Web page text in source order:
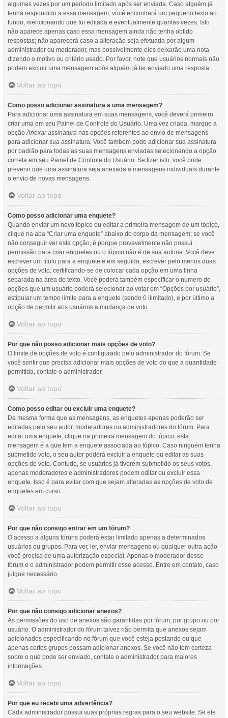
algumas vezes por um período limitado após ser enviada. Caso alguém já
tenha respondido a essa mensagem, você encontrará um pequeno texto ao
fundo, mencionando que foi editada e eventualmente quantas vezes. Isto
não aparece apenas caso essa mensagem ainda não tenha obtido
respostas; não aparecerá caso a alteração seja efetuada por algum
administrador ou moderador, mas possivelmente eles deixarão uma nota
dizendo o motivo ou critério usado. Por favor, note que usuários normais não
podem excluir uma mensagem após alguém já ter enviado uma resposta.
Voltar ao topo
Como posso adicionar assinatura a uma mensagem?
Para adicionar uma assinatura em suas mensagens, você deverá primeiro
criar uma em seu Painel de Controle do Usuário. Uma vez criada, marque a
opçãoAnexar assinatura nas opções referentes ao envio de mensagens
para adicionar sua assinatura. Você também pode adicionar sua assinatura
por padrão para todas as suas mensagens enviadas selecionando a opção
correta em seu Painel de Controle do Usuário. Se fizer isto, você pode
prevenir que uma assinatura seja anexada a mensagens individuais durante
o envio de novas mensagens.
Voltar ao topo
Como posso adicionar uma enquete?
Quando enviar um novo tópico ou editar a primeira mensagem de um tópico,
clique na aba “Criar uma enquete” abaixo do corpo da mensagem; se você
não conseguir ver esta opção, é porque provavelmente não possui
permissão para criar enquetes ou o tópico não é de sua autoria. Você deve
escrever um título para a enquete e em seguida, escrever pelo menos duas
opções de voto, certificando-se de colocar cada opção em uma linha
separada na área de texto. Você poderá também especificar o número de
opções que um usuário poderá selecionar ao votar em “Opções por usuário”,
estipular um tempo limite para a enquete (sendo 0 ilimitado), e por último a
opção de permitir aos usuários a mudança de voto.
Voltar ao topo
Por que não posso adicionar mais opções de voto?
O limite de opções de voto é configurado pelo administrador do fórum. Se
você sentir que precisa adicionar mais opções de voto do que a quantidade
permitida, contate o administrador.
Voltar ao topo
Como posso editar ou excluir uma enquete?
Da mesma forma que as mensagens, as enquetes apenas poderão ser
editadas pelo seu autor, moderadores ou administradores do fórum. Para
editar uma enquete, clique na primeira mensagem do tópico; esta
mensagem é a que tem a enquete associada ao tópico. Caso ninguém tenha
submetido voto, o seu autor poderá excluir a enquete ou editar as suas
opções de voto. Contudo, se usuários já tiverem submetido os seus votos,
apenas moderadores e administradores podem editar ou excluir essa
enquete. Isso é para evitar com que sejam alteradas as opções de voto de
enquetes em curso.
Voltar ao topo
Por que não consigo entrar em um fórum?
O acesso a alguns fóruns poderá estar limitado apenas a determinados
usuários ou grupos. Para ver, ler, enviar mensagens ou qualquer outra ação
você precisa de uma autorização especial. Apenas o moderador desse
fórum e o administrador podem permitir esse acesso. Entre em contato, caso
julgue necessário.
Voltar ao topo
Por que não consigo adicionar anexos?
As permissões do uso de anexos são garantidas por fórum, por grupo ou por
usuário. O administrador do fórum talvez não permita que anexos sejam
adicionados especificando no fórum que você esteja postando ou que
apenas certos grupos possam adicionar anexos. Se você não tem certeza
sobre o que pode ser enviado, contate o administrador para maiores
informações.
Voltar ao topo
Por que eu recebi uma advertência?
Cada administrador possui suas próprias regras para o seu website. Se ele